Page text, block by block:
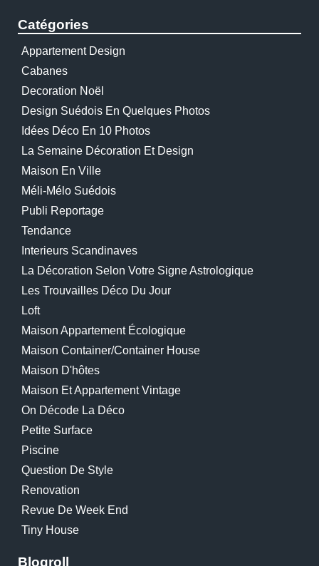
Catégories
Appartement Design
Cabanes
Decoration Noël
Design Suédois En Quelques Photos
Idées Déco En 10 Photos
La Semaine Décoration Et Design
Maison En Ville
Méli-Mélo Suédois
Publi Reportage
Tendance
Interieurs Scandinaves
La Décoration Selon Votre Signe Astrologique
Les Trouvailles Déco Du Jour
Loft
Maison Appartement Écologique
Maison Container/container House
Maison D'hôtes
Maison Et Appartement Vintage
On Décode La Déco
Petite Surface
Piscine
Question De Style
Renovation
Revue De Week End
Tiny House
Blogroll